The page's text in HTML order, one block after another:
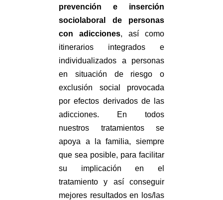
prevención e inserción
sociolaboral de personas
con adicciones, así como
itinerarios integrados e
individualizados a personas
en situación de riesgo o
exclusión social provocada
por efectos derivados de las
adicciones.
En todos
nuestros tratamientos se
apoya a la familia, siempre
que sea posible, para facilitar
su implicación en el
tratamiento y así conseguir
mejores resultados en los/las